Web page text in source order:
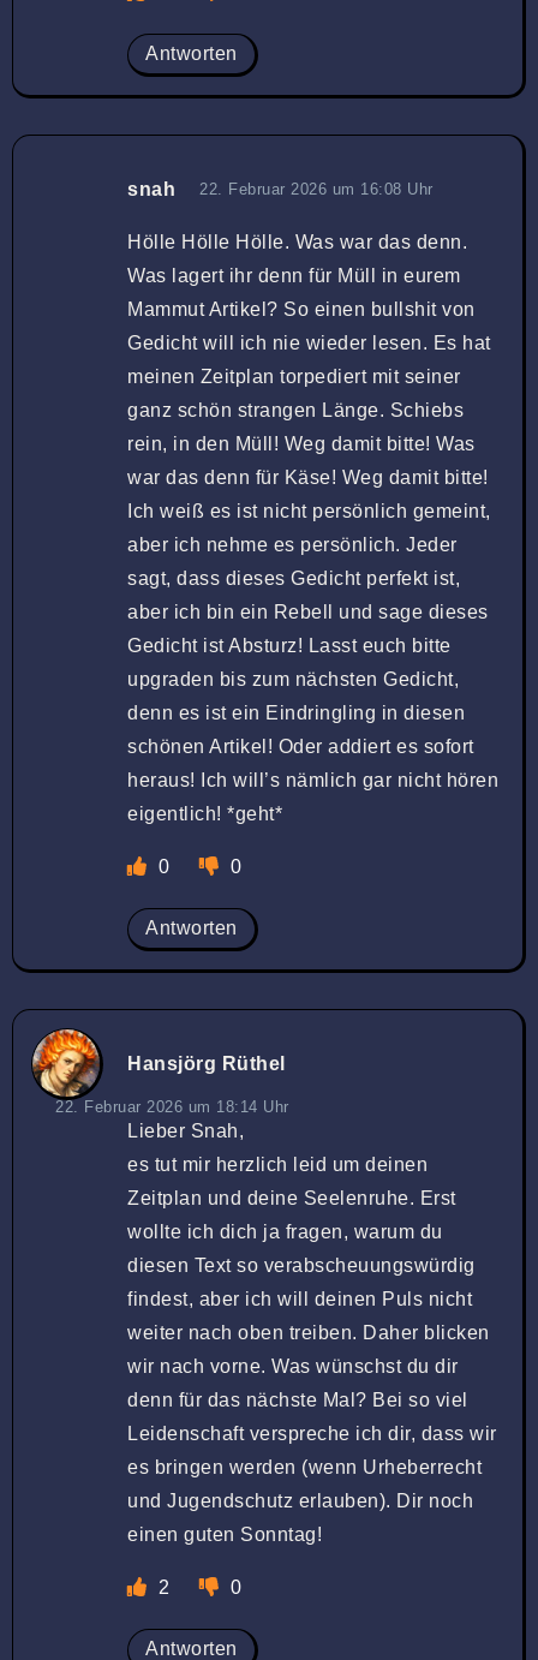
Antworten
snah 22. Februar 2026 um 16:08 Uhr
Hölle Hölle Hölle. Was war das denn.
Was lagert ihr denn für Müll in eurem
Mammut Artikel? So einen bullshit von
Gedicht will ich nie wieder lesen. Es hat
meinen Zeitplan torpediert mit seiner
ganz schön strangen Länge. Schiebs
rein, in den Müll! Weg damit bitte! Was
war das denn für Käse! Weg damit bitte!
Ich weiß es ist nicht persönlich gemeint,
aber ich nehme es persönlich. Jeder
sagt, dass dieses Gedicht perfekt ist,
aber ich bin ein Rebell und sage dieses
Gedicht ist Absturz! Lasst euch bitte
upgraden bis zum nächsten Gedicht,
denn es ist ein Eindringling in diesen
schönen Artikel! Oder addiert es sofort
heraus! Ich will’s nämlich gar nicht hören
eigentlich! *geht*
0 0
Antworten
Hansjörg Rüthel
22. Februar 2026 um 18:14 Uhr
Lieber Snah,
es tut mir herzlich leid um deinen
Zeitplan und deine Seelenruhe. Erst
wollte ich dich ja fragen, warum du
diesen Text so verabscheuungswürdig
findest, aber ich will deinen Puls nicht
weiter nach oben treiben. Daher blicken
wir nach vorne. Was wünschst du dir
denn für das nächste Mal? Bei so viel
Leidenschaft verspreche ich dir, dass wir
es bringen werden (wenn Urheberrecht
und Jugendschutz erlauben). Dir noch
einen guten Sonntag!
2 0
Antworten